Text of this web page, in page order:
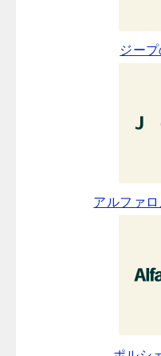
ジー
アルファ